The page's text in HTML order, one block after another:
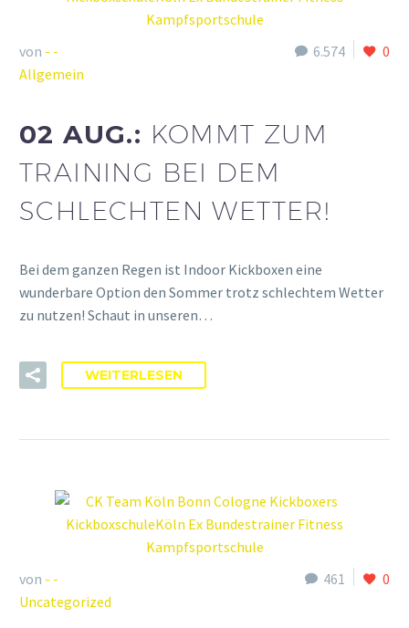
6.574 0
von - -
Allgemein
02 AUG.: KOMMT ZUM
TRAINING BEI DEM
SCHLECHTEN WETTER!
Bei dem ganzen Regen ist Indoor Kickboxen eine
wunderbare Option den Sommer trotz schlechtem Wetter
zu nutzen! Schaut in unseren…
WEITERLESEN
461 0
von - -
Uncategorized